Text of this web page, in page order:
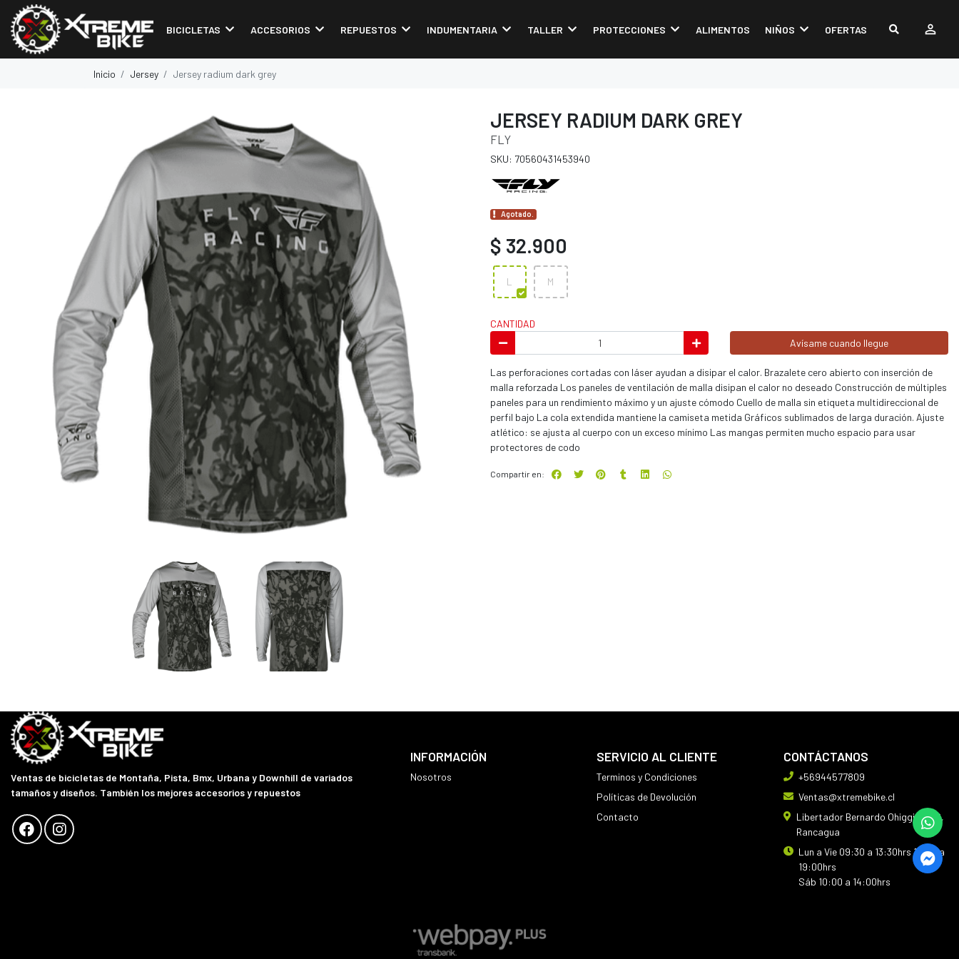
BICICLETAS ACCESORIOS REPUESTOS INDUMENTARIA TALLER PROTECCIONES ALIMENTOS NIÑOS OFERTAS
Inicio Jersey Jersey radium dark grey
JERSEY RADIUM DARK GREY
FLY
SKU: 70560431453940
Agotado.
$ 32.900
L M
CANTIDAD
Avísame cuando llegue
Las perforaciones cortadas con láser ayudan a disipar el calor. Brazalete cero abierto con inserción de
malla reforzada Los paneles de ventilación de malla disipan el calor no deseado Construcción de múltiples
paneles para un rendimiento máximo y un ajuste cómodo Cuello de malla sin etiqueta multidireccional de
perfil bajo La cola extendida mantiene la camiseta metida Gráficos sublimados de larga duración. Ajuste
atlético: se ajusta al cuerpo con un exceso mínimo Las mangas permiten mucho espacio para usar
protectores de codo
Compartir en:
Ventas de bicicletas de Montaña, Pista, Bmx, Urbana y Downhill de variados
tamaños y diseños. También los mejores accesorios y repuestos
INFORMACIÓN
Nosotros
SERVICIO AL CLIENTE
Terminos y Condiciones
Políticas de Devolución
Contacto
CONTÁCTANOS
+56944577809
Ventas@xtremebike.cl
Libertador Bernardo Ohiggins 410,
Rancagua
Lun a Vie 09:30 a 13:30hrs 14:30 a
19:00hrs
Sáb 10:00 a 14:00hrs